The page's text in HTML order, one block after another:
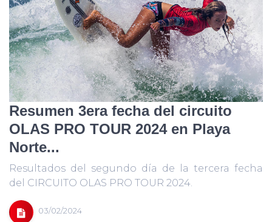
Resumen 3era fecha del circuito
OLAS PRO TOUR 2024 en Playa
Norte...
Resultados del segundo día de la tercera fecha
del CIRCUITO OLAS PRO TOUR 2024.
03/02/2024